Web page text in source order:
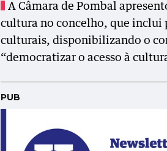
A Câmara de Pombal
cultura no concelho, que inclui
culturais, disponibilizando o
“democratizar o acesso à
PUB